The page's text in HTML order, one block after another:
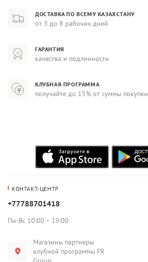
ДОСТАВКА ПО ВСЕМУ КАЗАХСТАНУ
от 3 до 8 рабочих дней
ГАРАНТИЯ
качества и подлинности
КЛУБНАЯ ПРОГРАММА
получайте до 15% от суммы покупки
КОНТАКТ-ЦЕНТР
+77788701418
Пн-Вс 10:00 – 19:00
Магазины партнеры
клубной программы FR